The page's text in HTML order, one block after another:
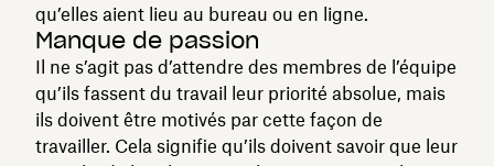
qu’elles aient lieu au bureau ou en ligne.
Manque de passion
Il ne s’agit pas d’attendre des membres de l’équipe
qu’ils fassent du travail leur priorité absolue, mais
ils doivent être motivés par cette façon de
travailler. Cela signifie qu’ils doivent savoir que leur